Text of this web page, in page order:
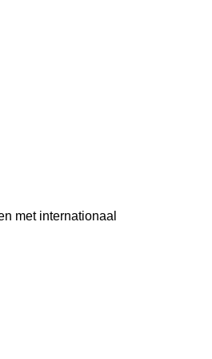
met internationaal